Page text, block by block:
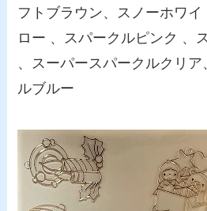
フトブラウン、スノーホワ
ロー 、スパークルピンク 、
、スーパースパークルクリ
ルブルー